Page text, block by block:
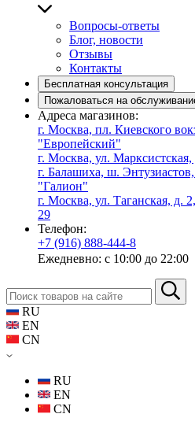
Вопросы-ответы
Блог, новости
Отзывы
Контакты
Бесплатная консультация
Пожаловаться на
Адреса магазинов:
г. Москва, пл. Киевского
"Европейский"
г. Москва, ул. Марксистская,
г. Балашиха, ш.
"Галион"
г. Москва, ул. Таганская, д.
29
Телефон:
+7 (916) 888-444-8
Ежедневно: с 10:00 до 22:00
RU
EN
CN
RU
EN
CN